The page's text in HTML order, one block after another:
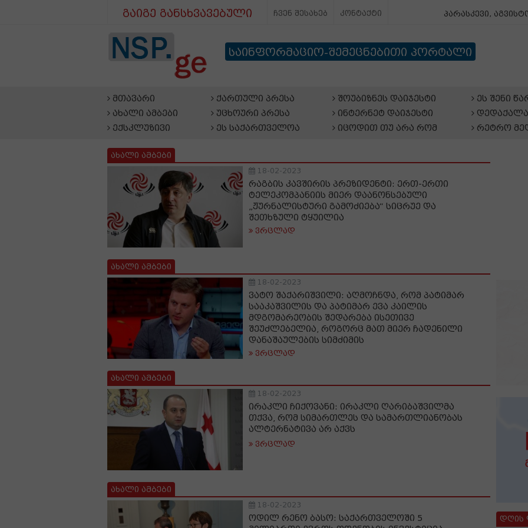
გაიგე განსხვავებული ჩვენ შესახებ კონტაქტი პარასკევი,
საინფორმაციო-შემეცნებითი პორტალი
მთავარი
ახალი ამბები
ექსკლუზივი
ქართული პრესა
უცხოური პრესა
ეს საქართველოა
შოუბიზნეს დაიჯესტი
ინტერნეტ დაიჯესტი
იცოდით თუ არა რომ
ეს შენი
რეტრო
ახალი ამბები
18-02-2023
რაგბის კავშირის პრეზიდენტი: ერთ-ერთი
ტელეკომპანიის მიერ დაანონსებული
„ჟურნალისტური გამოძიება“ სიცრუე და
შეთხზული ტყუილია
ვრცლად
ახალი ამბები
18-02-2023
ვატო შაქარიშვილი: აღმოჩნდა, რომ პატიმარ
სააკაშვილის და პატიმარ ევა კაილის
მდგომარეობის შედარება ისეთივე
შეუძლებელია, როგორც მათ მიერ ჩადენილი
დანაშაულების სიმძიმის
ვრცლად
ახალი ამბები
18-02-2023
ირაკლი ჩიქოვანი: ირაკლი ღარიბაშვილმა
თქვა, რომ სიმართლეს და სამართლიანობას
ალტერნატივა არ აქვს
ვრცლად
ახალი ამბები
18-02-2023
ოდილ რენო ბასო: საქართველოში 5
დღის